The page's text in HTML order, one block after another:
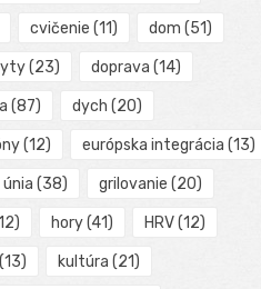
cvičenie (11) dom (51)
(23) doprava (14)
(87) dych (20)
(12) európska integrácia (13)
únia (38) grilovanie (20)
hory(41) HRV(12)
(13) kultúra (21)